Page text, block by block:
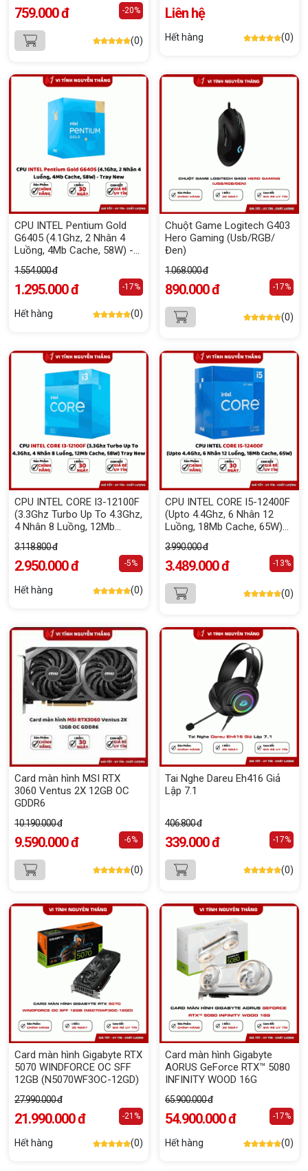
759.000 đ -20%
(0)
Liên hệ
Hết hàng (0)
CPU INTEL Pentium Gold
G6405 (4.1Ghz, 2 Nhân 4
Luồng, 4Mb Cache, 58W) -
1.554.000 đ
1.295.000 đ -17%
Hết hàng (0)
Chuột Game Logitech G403
Hero Gaming (Usb/RGB/
Đen)
1.068.000 đ
890.000 đ -17%
(0)
CPU INTEL CORE I3-12100F
(3.3Ghz Turbo Up To 4.3Ghz,
4 Nhân 8 Luồng, 12Mb
3.118.800 đ
2.950.000 đ -5%
Hết hàng (0)
CPU INTEL CORE I5-12400F
(Upto 4.4Ghz, 6 Nhân 12
Luồng, 18Mb Cache, 65W)
3.990.000 đ
3.489.000 đ -13%
(0)
Card màn hình MSI RTX
3060 Ventus 2X 12GB OC
GDDR6
10.190.000 đ
9.590.000 đ -6%
(0)
Tai Nghe Dareu Eh416 Giả
Lập 7.1
406.800 đ
339.000 đ -17%
(0)
Card màn hình Gigabyte RTX
5070 WINDFORCE OC SFF
12GB (N5070WF3OC-12GD)
27.990.000 đ
21.990.000 đ -21%
Hết hàng (0)
Card màn hình Gigabyte
AORUS GeForce RTX™ 5080
INFINITY WOOD 16G
65.900.000 đ
54.900.000 đ -17%
Hết hàng (0)